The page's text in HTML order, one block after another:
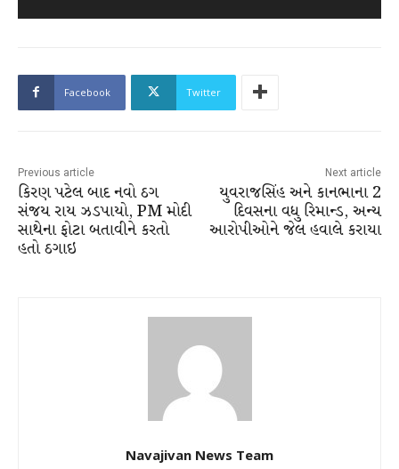
Facebook Twitter
Previous article
કિરણ પટેલ બાદ નવો ઠગ
સંજય રાય ઝડપાયો, PM મોદી
સાથેના ફોટા બતાવીને કરતો
હતો ઠગાઇ
Next article
યુવરાજસિંહ અને કાનભાના 2
દિવસના વધુ રિમાન્ડ, અન્ય
આરોપીઓને જેલ હવાલે કરાયા
Navajivan News Team